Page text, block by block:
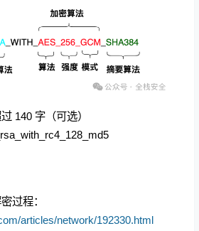
140 字（可选）
过程：
articles/network/192330.html